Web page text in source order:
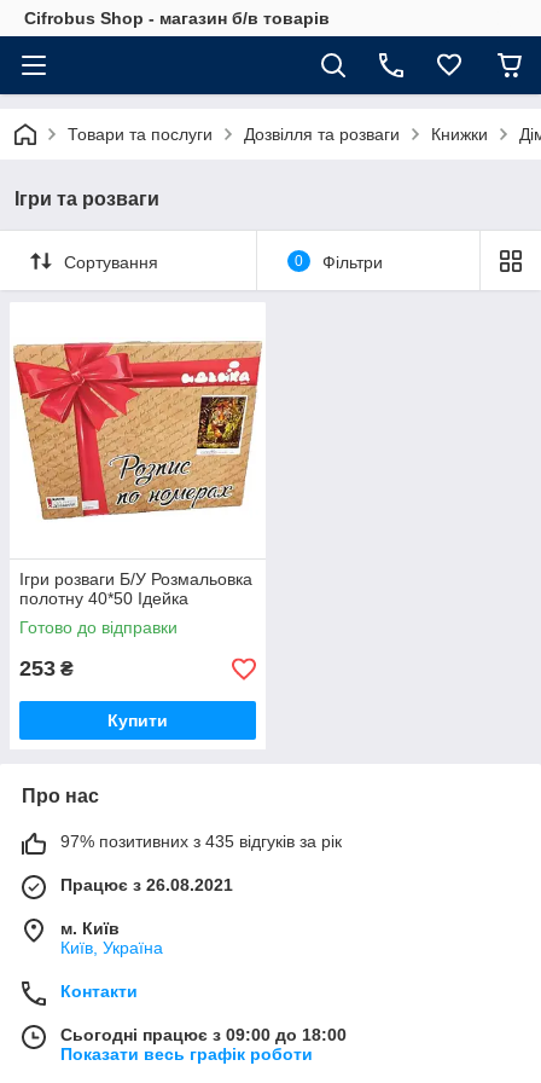
Cifrobus Shop - магазин б/в товарів
Товари та послуги Дозвілля та розваги Книжки
Ігри та розваги
Сортування 0 Фільтри
Ігри розваги Б/У Розмальовка
полотну 40*50 Ідейка
Готово до відправки
253 ₴
Купити
Про нас
97% позитивних з 435 відгуків за рік
Працює з 26.08.2021
м. Київ
Київ, Україна
Контакти
Сьогодні працює з 09:00 до 18:00
Показати весь графік роботи